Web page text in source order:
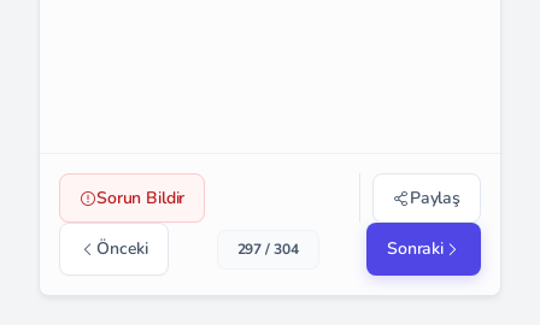
Sorun Bildir Paylaş
Önceki 297 / 304 Sonraki